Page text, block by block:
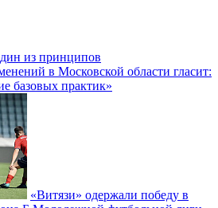
из принципов
в Московской области гласит:
базовых практик»
«Витязи» одержали победу в